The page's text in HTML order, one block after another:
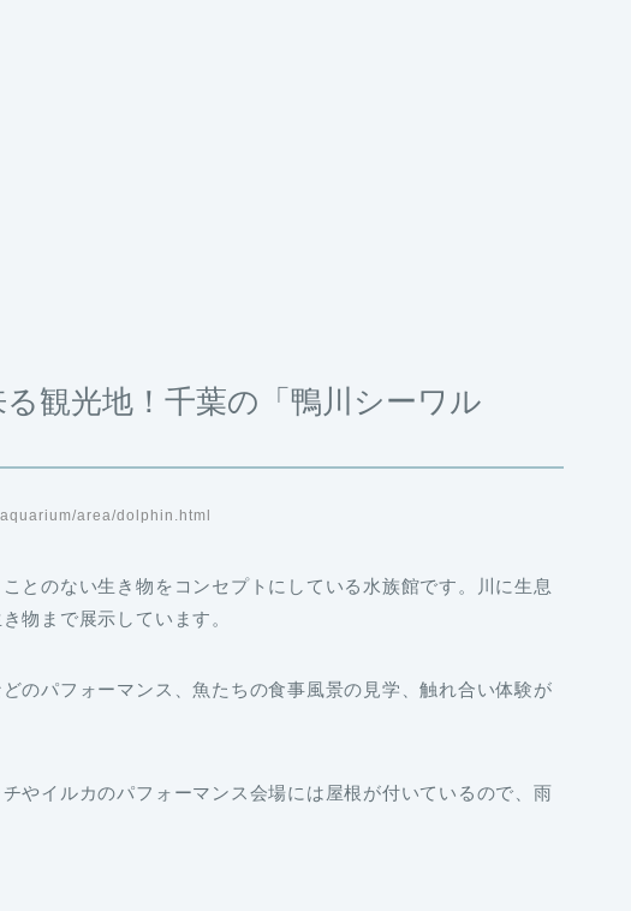
観光地！千葉の「鴨川シーワル
area/dolphin.html
とのない生き物をコンセプトにしている水族館です。川に生息
物まで展示しています。
のパフォーマンス、魚たちの食事風景の見学、触れ合い体験が
やイルカのパフォーマンス会場には屋根が付いているので、雨